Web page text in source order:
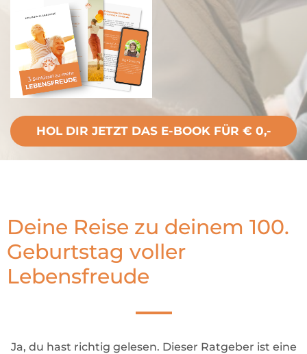
HOL DIR JETZT DAS E-BOOK FÜR € 0,-
Deine Reise zu deinem 100.
Geburtstag voller
Lebensfreude
Ja, du hast richtig gelesen. Dieser Ratgeber ist eine